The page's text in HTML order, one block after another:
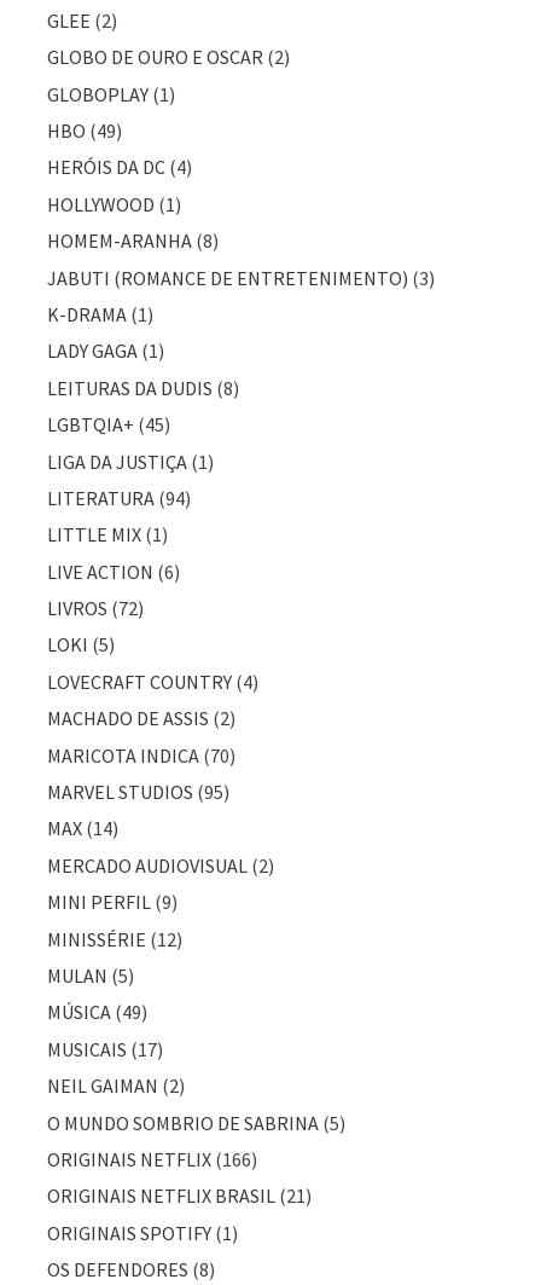
GLEE (2)
GLOBO DE OURO E OSCAR (2)
GLOBOPLAY (1)
HBO (49)
HERÓIS DA DC (4)
HOLLYWOOD (1)
HOMEM-ARANHA (8)
JABUTI (ROMANCE DE ENTRETENIMENTO) (3)
K-DRAMA (1)
LADY GAGA (1)
LEITURAS DA DUDIS (8)
LGBTQIA+ (45)
LIGA DA JUSTIÇA (1)
LITERATURA (94)
LITTLE MIX (1)
LIVE ACTION (6)
LIVROS (72)
LOKI (5)
LOVECRAFT COUNTRY (4)
MACHADO DE ASSIS (2)
MARICOTA INDICA (70)
MARVEL STUDIOS (95)
MAX (14)
MERCADO AUDIOVISUAL (2)
MINI PERFIL (9)
MINISSÉRIE (12)
MULAN (5)
MÚSICA (49)
MUSICAIS (17)
NEIL GAIMAN (2)
O MUNDO SOMBRIO DE SABRINA (5)
ORIGINAIS NETFLIX (166)
ORIGINAIS NETFLIX BRASIL (21)
ORIGINAIS SPOTIFY (1)
OS DEFENDORES (8)